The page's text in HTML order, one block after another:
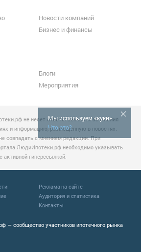
Мы используем «куки»
Что это?
Новости компаний
Бизнес и финансы
Блоги
Мероприятия
не несет ответственности за мнения
и информацию, размещенную в новостях.
совпадать с мнением редакции. При
ЛюдиИпотеки.рф необходимо указывать
активной гиперссылкой.
— сообщество участников ипотечного рынка
Реклама на сайте
Аудитория и статистика
Контакты